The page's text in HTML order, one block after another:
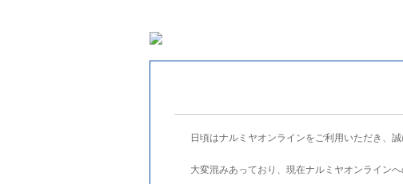
日頃はナルミヤオンラインをご利用いただき、誠
大変混みあっており、現在ナルミヤオンライン